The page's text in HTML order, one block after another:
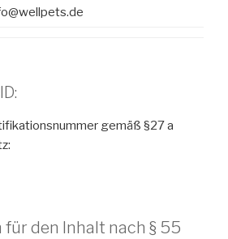
gemäß §27 a
den Inhalt nach § 55